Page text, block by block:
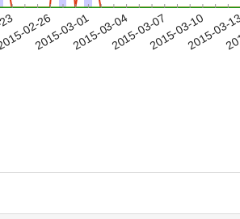
02-26
2015-03-012015-03-042015-03-072015-03-102015-03-